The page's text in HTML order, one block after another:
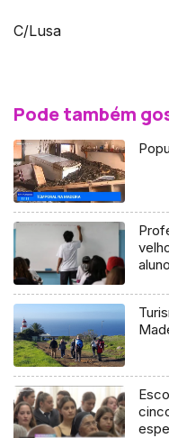
C/Lusa
Pode também